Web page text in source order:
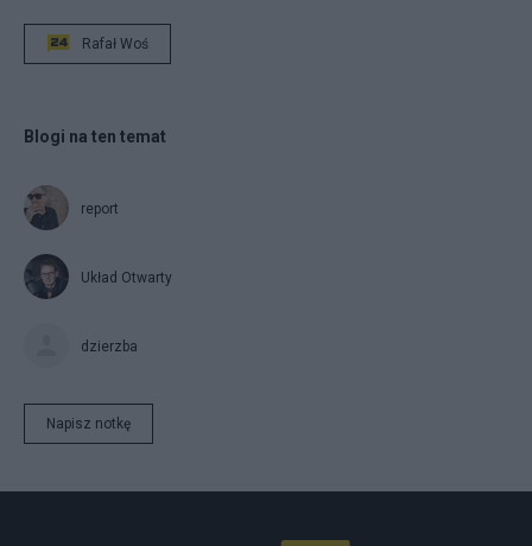
Rafał Woś
Blogi na ten temat
report
Układ Otwarty
dzierzba
Napisz notkę